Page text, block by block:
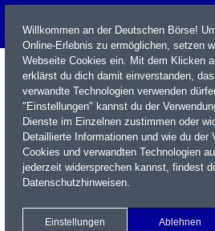
Name / WKN / ISIN / Kürzel
Xetra Realtime
Watchlist
Willkommen an der Deutschen Börse!
Online-Erlebnis zu ermöglichen, setzen
Webseite Cookies ein. Mit dem Klicken
erklärst du dich damit einverstanden,
verwandte Technologien verwenden
"Einstellungen" kannst du der
Dienste im Einzelnen zustimmen oder
Detaillierte Informationen und wie du der
Cookies und verwandten Technologien
jederzeit widersprechen kannst, findest
Datenschutzhinweisen.
Einstellungen Ablehnen